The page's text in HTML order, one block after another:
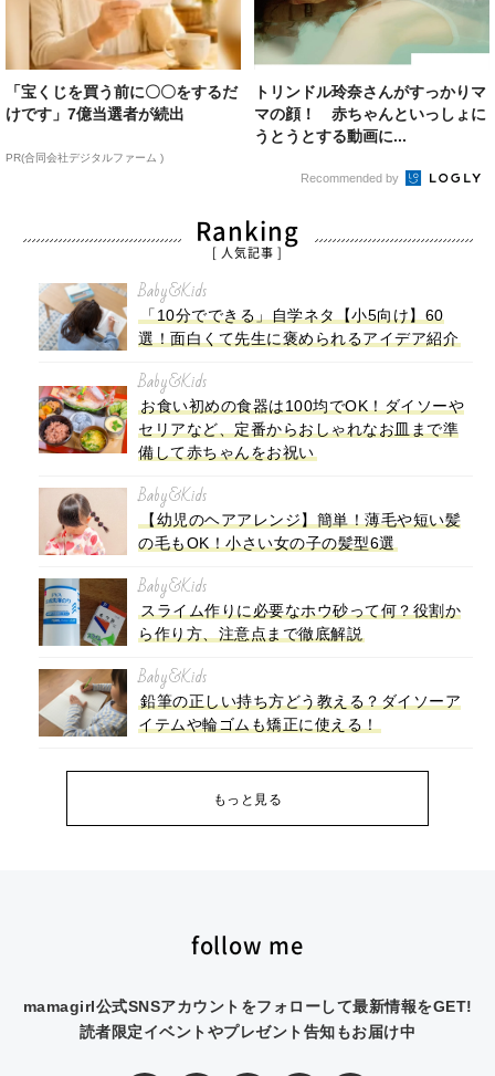
「宝くじを買う前に〇〇をするだ
けです」7億当選者が続出
PR(合同会社デジタルファーム )
トリンドル玲奈さんがすっかりマ
マの顔！ 赤ちゃんといっしょに
うとうとする動画に...
Recommended by
Ranking
[ 人気記事 ]
Baby&Kids
「10分でできる」自学ネタ【小5向け】60
選！面白くて先生に褒められるアイデア紹介
Baby&Kids
お食い初めの食器は100均でOK！ダイソーや
セリアなど、定番からおしゃれなお皿まで準
備して赤ちゃんをお祝い
Baby&Kids
【幼児のヘアアレンジ】簡単！薄毛や短い髪
の毛もOK！小さい女の子の髪型6選
Baby&Kids
スライム作りに必要なホウ砂って何？役割か
ら作り方、注意点まで徹底解説
Baby&Kids
鉛筆の正しい持ち方どう教える？ダイソーア
イテムや輪ゴムも矯正に使える！
もっと見る
follow me
mamagirl公式SNSアカウントをフォローして最新情報をGET!
読者限定イベントやプレゼント告知もお届け中